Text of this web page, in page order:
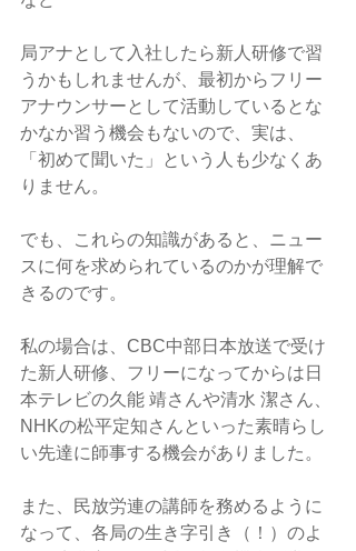
局アナとして入社したら新人研修で習
うかもしれませんが、最初からフリー
アナウンサーとして活動しているとな
かなか習う機会もないので、実は、
「初めて聞いた」という人も少なくあ
りません。
でも、これらの知識があると、ニュー
スに何を求められているのかが理解で
きるのです。
私の場合は、CBC中部日本放送で受け
た新人研修、フリーになってからは日
本テレビの久能 靖さんや清水 潔さん、
NHKの松平定知さんといった素晴らし
い先達に師事する機会がありました。
また、民放労連の講師を務めるように
なって、各局の生き字引き（！）のよ